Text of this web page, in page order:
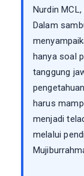
Nurdin
Dalam
hanya soal
tanggung
harus
menjadi
melalui